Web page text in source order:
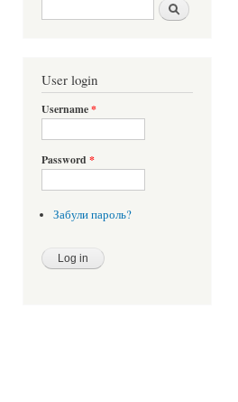
Search form
User login
Username*
Password *
Забули пароль?